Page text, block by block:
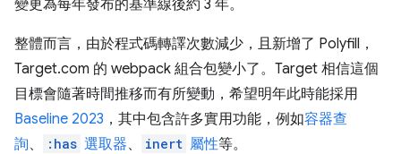
變更為每年發布的基準線後約 3 年。
整體而言，由於程式碼轉譯次數減少，且新增了 Polyfill，
Target.com 的 webpack 組合包變小了。Target 相信這個
目標會隨著時間推移而有所變動，希望明年此時能採用
Baseline 2023 ，其中包含許多實用功能，例如容器查
詢、 :has 選取器、 inert 屬性等。